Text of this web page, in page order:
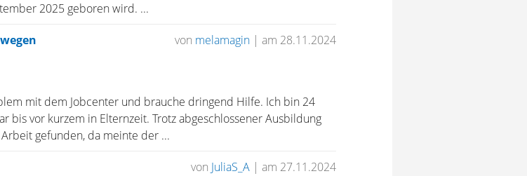
2025 geboren wird. ...
von melamagin | am 28.11.2024
mit dem Jobcenter und brauche dringend Hilfe. Ich bin 24
bis vor kurzem in Elternzeit. Trotz abgeschlossener Ausbildung
gefunden, da meinte der ...
von JuliaS_A | am 27.11.2024